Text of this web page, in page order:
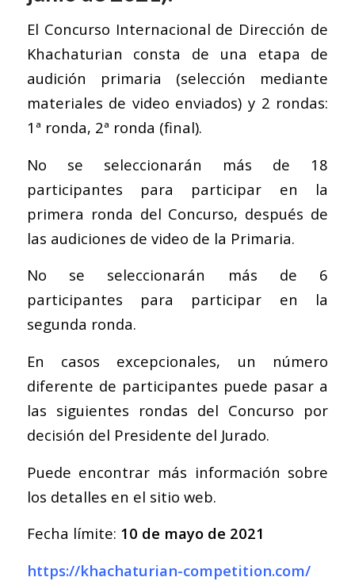
El Concurso Internacional de Dirección de
Khachaturian consta de una etapa de
audición primaria (selección mediante
materiales de video enviados) y 2 rondas:
1ª ronda, 2ª ronda (final).
No se seleccionarán más de 18
participantes para participar en la
primera ronda del Concurso, después de
las audiciones de video de la Primaria.
No se seleccionarán más de 6
participantes para participar en la
segunda ronda.
En casos excepcionales, un número
diferente de participantes puede pasar a
las siguientes rondas del Concurso por
decisión del Presidente del Jurado.
Puede encontrar más información sobre
los detalles en el sitio web.
Fecha límite: 10 de mayo de 2021
https://khachaturian-competition.com/